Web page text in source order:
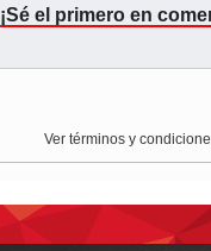
¡Sé el primero en
Ver términos y